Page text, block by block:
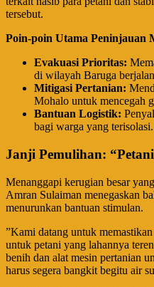
tersebut.
Poin-poin Utama Peninjauan
Evakuasi Prioritas:
di wilayah Baruga
Mitigasi Pertanian:
Mohalo untuk mencegah
Bantuan Logistik:
bagi warga yang terisolasi.
Janji Pemulihan:
​Menanggapi kerugian besar
Amran Sulaiman menegaskan
menurunkan bantuan stimulan.
​”Kami datang untuk
untuk petani yang lahannya
benih dan alat mesin pertanian
harus segera bangkit begitu air